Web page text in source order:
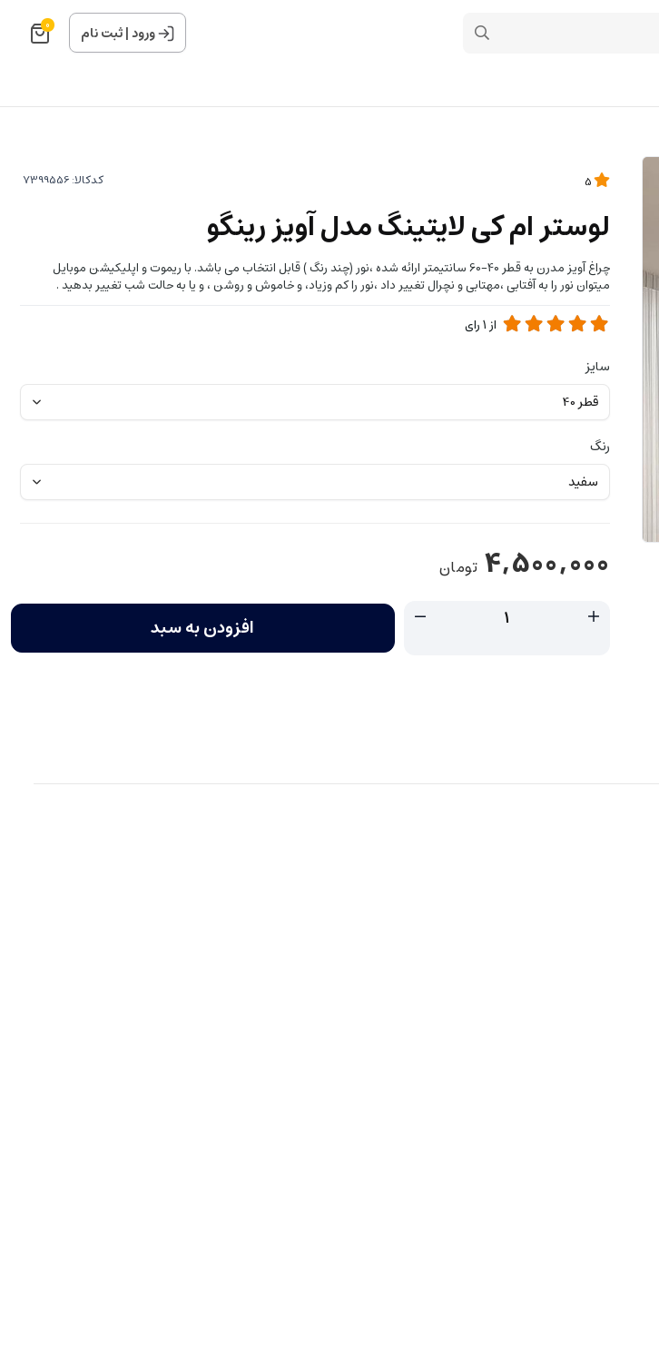
ورود|ثبت نام 0
کدکالا:
لوستر ام کی لایتینگ مدل آویز رینگو
چراغ آویز مدرن به قطر 40-60 سانتیمتر ارائه شده ،نور (چند رنگ ) قابل انتخاب می باشد. با ریموت و اپلیکیشن موبایل
میتوان نور را به آفتابی ،مهتابی و نچرال تغییر داد ،نور را کم وزیاد، و خاموش و روشن ، و یا به حالت شب تغییر بدهید .
از1رای
سایز
رنگ
4,500,000 تومان
افزودن به سبد